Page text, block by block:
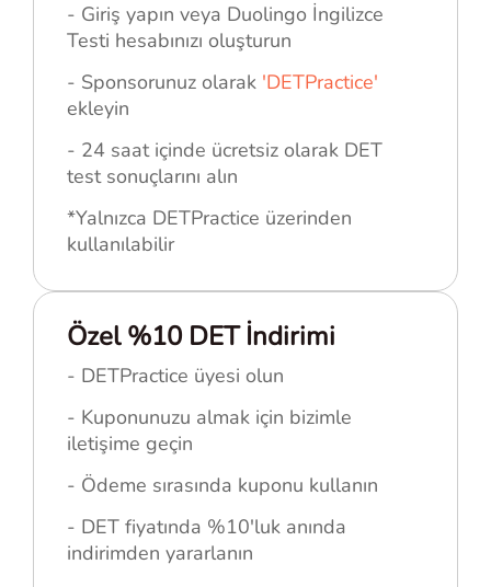
- Giriş yapın veya Duolingo İngilizce
Testi hesabınızı oluşturun
- Sponsorunuz olarak 'DETPractice'
ekleyin
- 24 saat içinde ücretsiz olarak DET
test sonuçlarını alın
*Yalnızca DETPractice üzerinden
kullanılabilir
Özel %10 DET İndirimi
- DETPractice üyesi olun
- Kuponunuzu almak için bizimle
iletişime geçin
- Ödeme sırasında kuponu kullanın
- DET fiyatında %10'luk anında
indirimden yararlanın